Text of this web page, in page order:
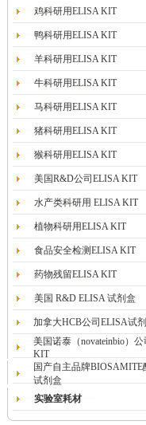
鸡科研用ELISA KIT
鸭科研用ELISA KIT
羊科研用ELISA KIT
牛科研用ELISA KIT
马科研用ELISA KIT
猪科研用ELISA KIT
猴科研用ELISA KIT
美国R&D公司ELISA KIT
水产类科研用 ELISA KIT
植物科研用ELISA KIT
食品安全检测ELISA KIT
药物残留ELISA KIT
美国 R&D ELISA 试剂盒
加拿大HCB公司ELISA试
美国诺泰（novateinbio）
KIT
国产自主品牌BIOSAMITE
试剂盒
实验室耗材